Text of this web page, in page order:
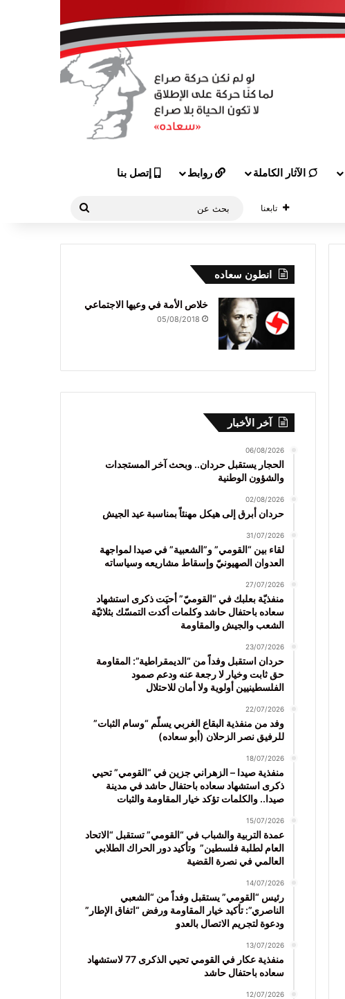
الآثار الكاملة روابط إتصل بنا
تابعنا
انطون سعاده
خلاص الأمة في وعيها الاجتماعي
05/08/2018
آخر الأخبار
06/08/2026
الحجار يستقبل حردان.. وبحث آخر المستجدات
والشؤون الوطنية
02/08/2026
حردان أبرق إلى هيكل مهنئاً بمناسبة عيد الجيش
31/07/2026
لقاء بين “القومي” و”الشعبية” في صيدا لمواجهة
العدوان الصهيونيّ وإسقاط مشاريعه وسياساته
27/07/2026
منفذيّة بعلبك في “القوميّ” أحيَت ذكرى استشهاد
سعاده باحتفال حاشد وكلمات أكدت التمسّك بثلاثيّة
الشعب والجيش والمقاومة
23/07/2026
حردان استقبل وفداً من “الديمقراطية”: المقاومة
حق ثابت وخيار لا رجعة عنه ودعم صمود
الفلسطينيين أولوية ولا أمان للاحتلال
22/07/2026
وفد من منفذية البقاع الغربي يسلّم “وسام الثبات”
للرفيق نصر الزحلان (أبو سعاده)
18/07/2026
منفذية صيدا – الزهراني جزين في “القومي” تحيي
ذكرى استشهاد سعاده باحتفال حاشد في مدينة
صيدا.. والكلمات تؤكد خيار المقاومة والثبات
15/07/2026
عمدة التربية والشباب في “القومي” تستقبل “الاتحاد
العام لطلبة فلسطين” وتأكيد دور الحراك الطلابي
العالمي في نصرة القضية
14/07/2026
رئيس “القومي” يستقبل وفداً من “الشعبي
الناصري”: تأكيد خيار المقاومة ورفض “اتفاق الإطار”
ودعوة لتجريم الاتصال بالعدو
13/07/2026
منفذية عكار في القومي تحيي الذكرى 77 لاستشهاد
سعاده باحتفال حاشد
12/07/2026